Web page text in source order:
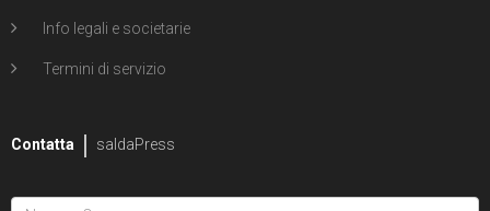
Info legali e societarie
Termini di servizio
Contatta saldaPress